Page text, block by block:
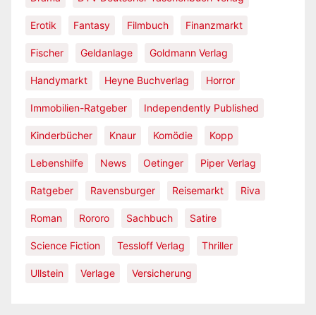
Erotik Fantasy Filmbuch Finanzmarkt
Fischer Geldanlage Goldmann Verlag
Handymarkt Heyne Buchverlag Horror
Immobilien-Ratgeber Independently Published
Kinderbücher Knaur Komödie Kopp
Lebenshilfe News Oetinger Piper Verlag
Ratgeber Ravensburger Reisemarkt Riva
Roman Rororo Sachbuch Satire
Science Fiction Tessloff Verlag Thriller
Ullstein Verlage Versicherung